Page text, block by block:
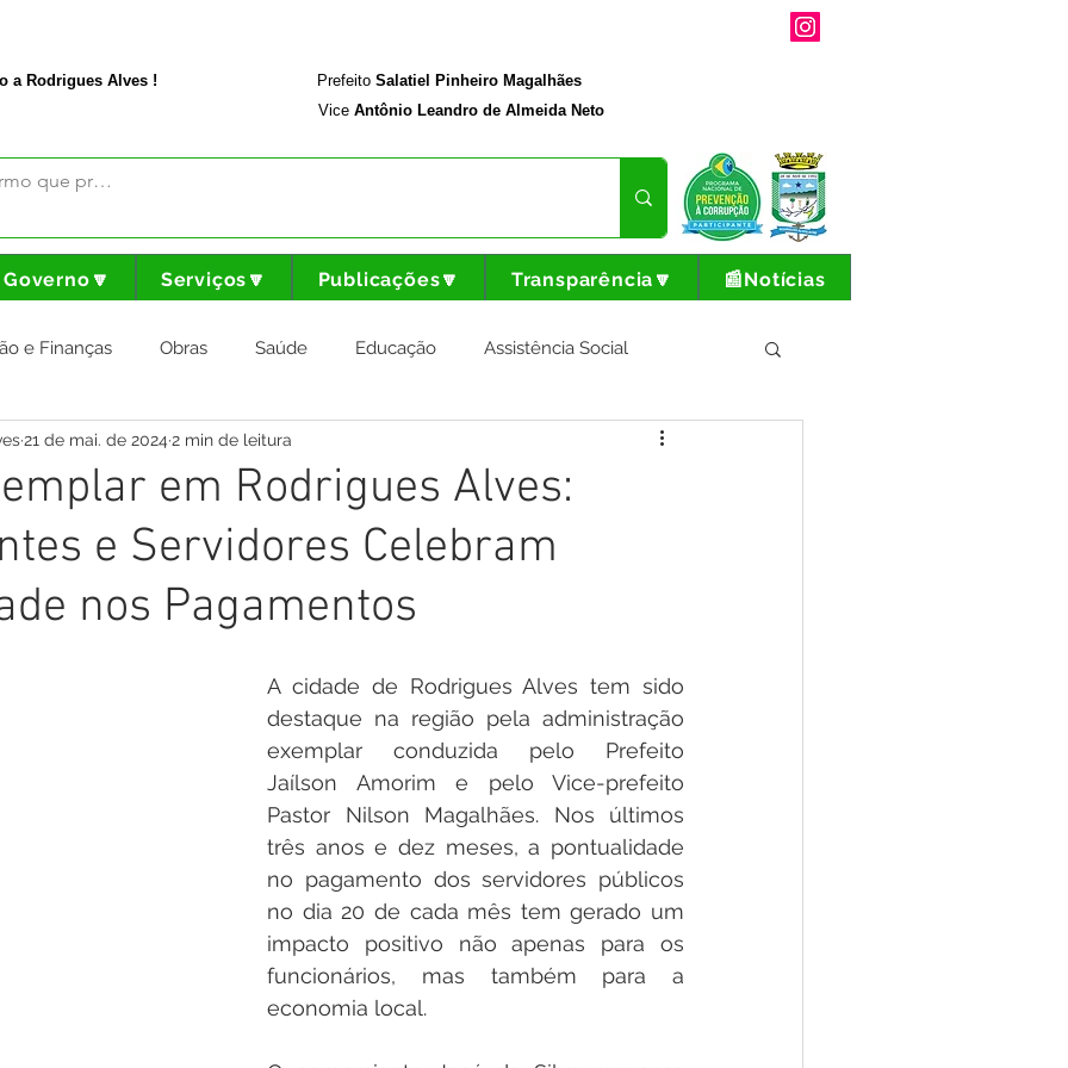
a Rodrigues Alves ! Prefeito Salatiel Pinheiro Magalhães
Vice Antônio Leandro de Almeida Neto
Governo🔽 Serviços🔽 Publicações🔽 Transparência🔽 📰Notícias
e Finanças Obras Saúde Educação Assistência Social
e Governo Cultura Esporte e Lazer
Campanhas Datas Comemorativas Nota de Pesar
Emenda Parlamentar
Ordem de Serviço saúde Malária
Festival da Banana
em Rodrigues Alves:
e Servidores Celebram
nos Pagamentos
21 de mai. de 2024 2 min de leitura
A cidade de Rodrigues Alves tem sido
destaque na região pela administração
exemplar conduzida pelo Prefeito
Jaílson Amorim e pelo Vice-prefeito
Pastor Nilson Magalhães. Nos últimos
três anos e dez meses, a pontualidade
no pagamento dos servidores públicos
no dia 20 de cada mês tem gerado um
impacto positivo não apenas para os
funcionários, mas também para a
economia local.